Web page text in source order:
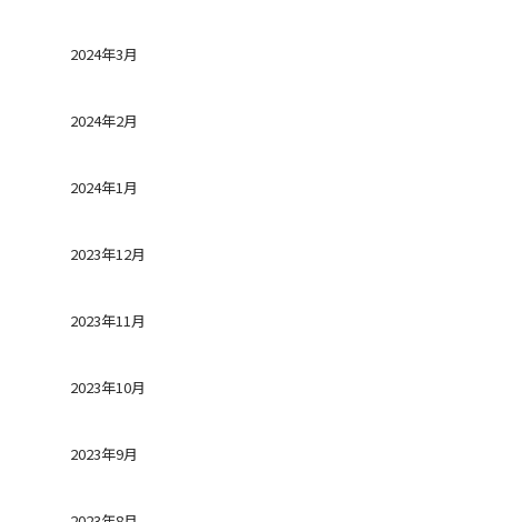
2024年3月
2024年2月
2024年1月
2023年12月
2023年11月
2023年10月
2023年9月